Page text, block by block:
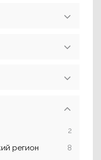
2
регион
8